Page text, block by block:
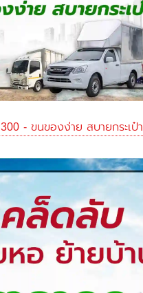
- ขนของง่าย สบายกระเป๋า